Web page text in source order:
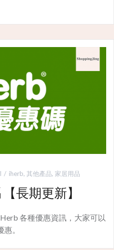
iherb, 其他產品, 家居用品
長期更新】
各種優惠資訊，大家可以
。